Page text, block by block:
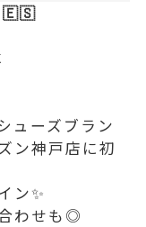
🇪🇸
ューズブラン
ン神戸店に初
ン✨
わせも◎